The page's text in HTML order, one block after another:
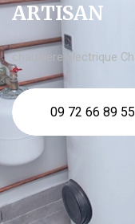
ARTISAN
chaudière électrique
09 72 66 89 55